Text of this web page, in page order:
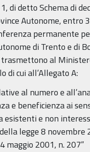
di detto Schema di
Autonome, entro
permanente
di Trento e di
al
di cui all’Allegato A:
al numero e
e beneficienza ai
esistenti e non
legge 8 novembre
maggio 2001, n. 207”